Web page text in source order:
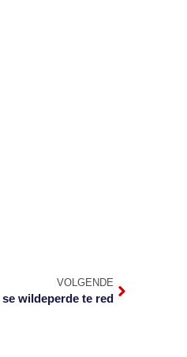
VOLGENDE
wildeperde te red